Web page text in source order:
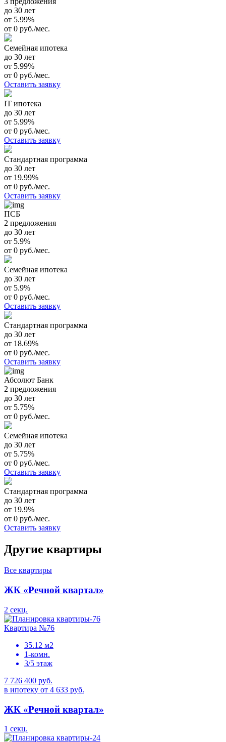
до 30 лет
от 5.99%
от 0 руб./мес.
Семейная ипотека
до 30 лет
от 5.99%
от 0 руб./мес.
Оставить заявку
IT ипотека
до 30 лет
от 5.99%
от 0 руб./мес.
Оставить заявку
Стандартная программа
до 30 лет
от 19.99%
от 0 руб./мес.
Оставить заявку
ПСБ
2 предложения
до 30 лет
от 5.9%
от 0 руб./мес.
Семейная ипотека
до 30 лет
от 5.9%
от 0 руб./мес.
Оставить заявку
Стандартная программа
до 30 лет
от 18.69%
от 0 руб./мес.
Оставить заявку
Абсолют Банк
2 предложения
до 30 лет
от 5.75%
от 0 руб./мес.
Семейная ипотека
до 30 лет
от 5.75%
от 0 руб./мес.
Оставить заявку
Стандартная программа
до 30 лет
от 19.9%
от 0 руб./мес.
Оставить заявку
Другие квартиры
Все квартиры
ЖК «Речной квартал»
2 секц.
Квартира №76
35.12 м2
1-комн.
3/5 этаж
7 726 400 руб.
в ипотеку от 4 633 руб.
ЖК «Речной квартал»
1 секц.